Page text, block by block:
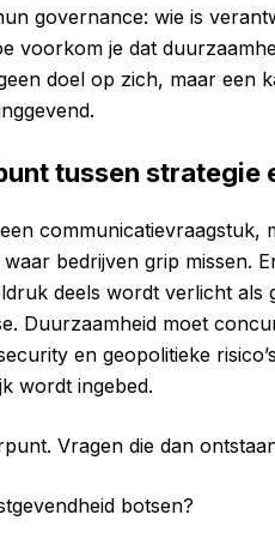
governance: wie is
voorkom je dat
doel op zich, maar een
tussen strategie
communicatievraagstuk,
bedrijven grip missen.
deels wordt verlicht als
Duurzaamheid moet
en geopolitieke
wordt ingebed.
Vragen die dan
botsen?